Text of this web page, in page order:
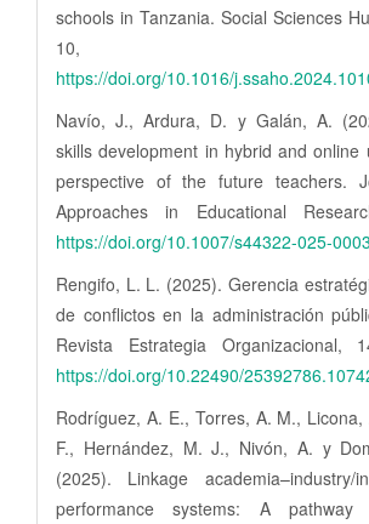
schools in Tanzania. Social Sciences
10,
https://doi.org/10.1016/
Navío, J., Ardura, D. y Galán, A.
skills development in hybrid and online
perspective of the future teachers.
Approaches in Educational
https://doi.org/10.1007/s44322-025-
Rengifo, L. L. (2025). Gerencia
de conflictos en la administración
Revista Estrategia Organizacional,
https://doi.org/10.22490/
Rodríguez, A. E., Torres, A. M.,
F., Hernández, M. J., Nivón, A. y
(2025). Linkage academia–industry/
performance systems: A pathway